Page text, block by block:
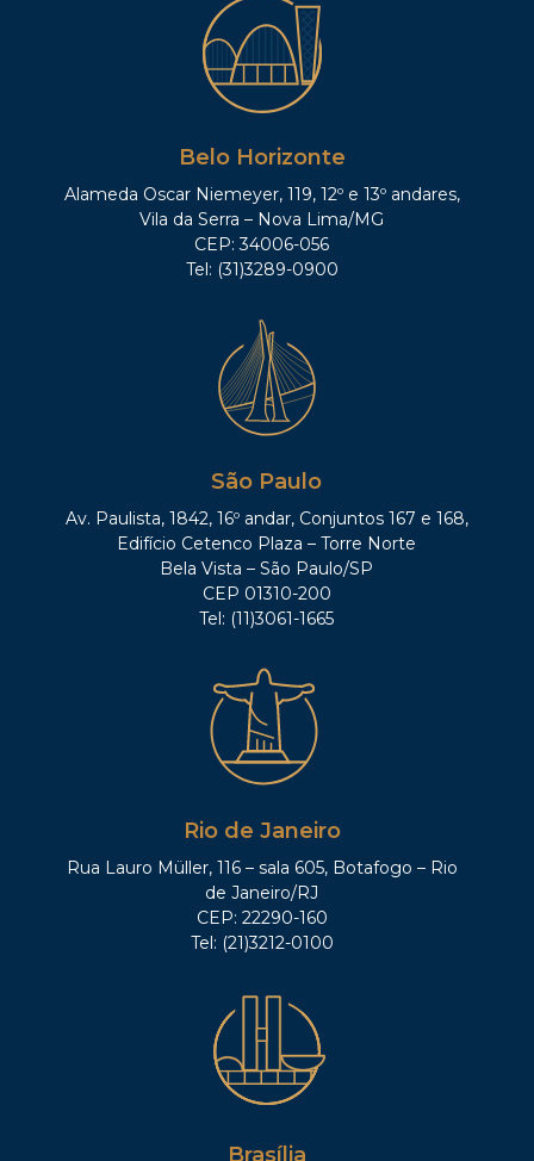
Belo Horizonte
Alameda Oscar Niemeyer, 119, 12º e 13º andares,
Vila da Serra – Nova Lima/MG
CEP: 34006-056
Tel: (31)3289-0900
São Paulo
Av. Paulista, 1842, 16º andar, Conjuntos 167 e 168,
Edifício Cetenco Plaza – Torre Norte
Bela Vista – São Paulo/SP
CEP 01310-200
Tel: (11)3061-1665
Rio de Janeiro
Rua Lauro Müller, 116 – sala 605, Botafogo – Rio
de Janeiro/RJ
CEP: 22290-160
Tel: (21)3212-0100
Brasília